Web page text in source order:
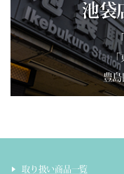
池
「
豊
取り扱い商品一覧